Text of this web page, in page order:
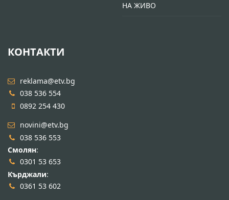
НА ЖИВО
КОНТАКТИ
reklama@etv.bg
038 536 554
0892 254 430
novini@etv.bg
038 536 553
Смолян:
0301 53 653
Кърджали:
0361 53 602